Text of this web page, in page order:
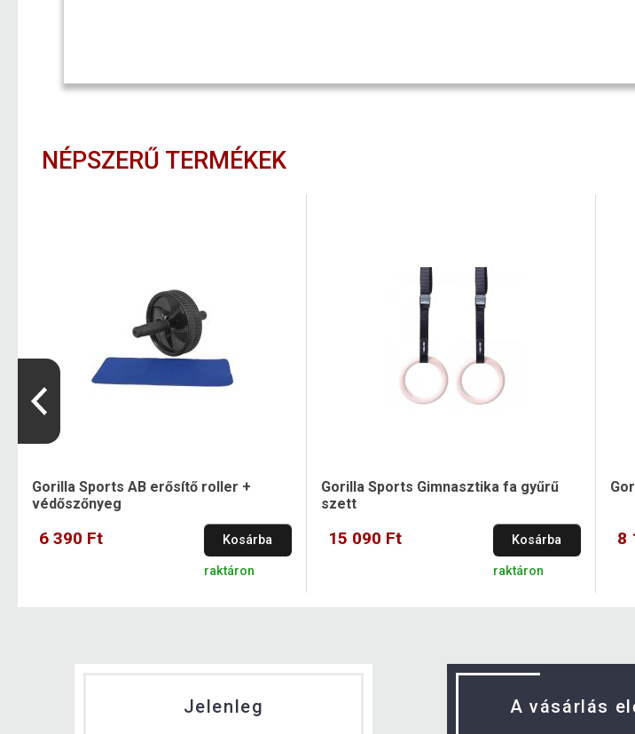
NÉPSZERŰ TERMÉKEK
Gorilla Sports AB erősítő roller +
védőszőnyeg
6 390 Ft Kosárba
raktáron
Gorilla Sports Gimnasztika fa gyűrű
szett
15 090 Ft Kosárba
raktáron
8
Jelenleg A vásárlás